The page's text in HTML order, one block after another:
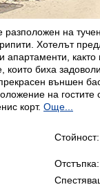
разположен на
Хотелът
апартаменти, както
които биха
външен
на гостите
корт. Още...
Стойност:
Отстъпка: